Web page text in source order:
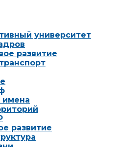
университет
развитие
имена
развитие